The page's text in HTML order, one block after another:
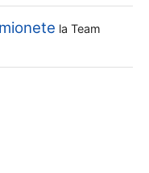
la Team